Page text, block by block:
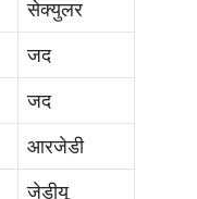
सेक्युलर
जद
जद
आरजेडी
जेडीयू